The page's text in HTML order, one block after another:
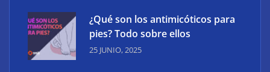
¿Qué son los antimicóticos para
pies? Todo sobre ellos
25 JUNIO, 2025